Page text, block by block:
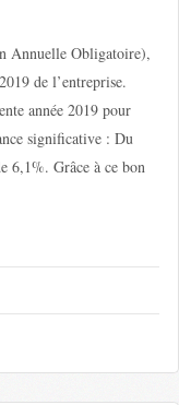
Annuelle Obligatoire),
de l’entreprise.
année 2019 pour
significative : Du
6,1%. Grâce à ce bon